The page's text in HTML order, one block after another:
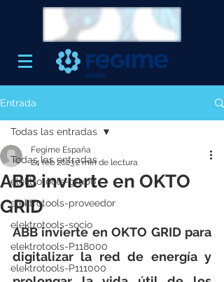
Entrada
Todas las entradas
elektrotools-grupo
elektrotools-proveedor
elektrotools-socio
elektrotools-P118000
elektrotools-P111000
Todas las entradas
ABB invierte en OKTO
GRID
Fegime España
24 feb 20232 min de lectura
ABB invierte en OKTO GRID para
digitalizar la red de energía y